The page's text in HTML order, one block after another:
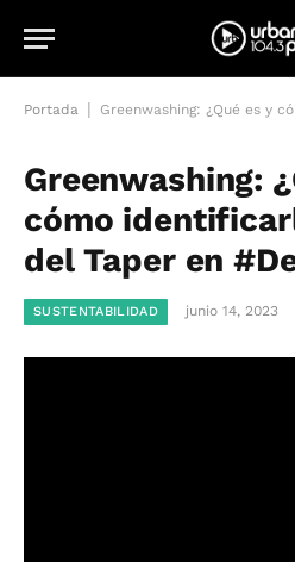
Portada Greenwashing: ¿Qué es y cómo
Greenwashing:
cómo
del Taper en
SUSTENTABILIDAD junio 14, 2023